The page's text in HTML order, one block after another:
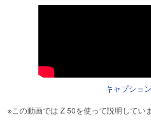
キャプショ
※この動画では Z 50を使って説明していま